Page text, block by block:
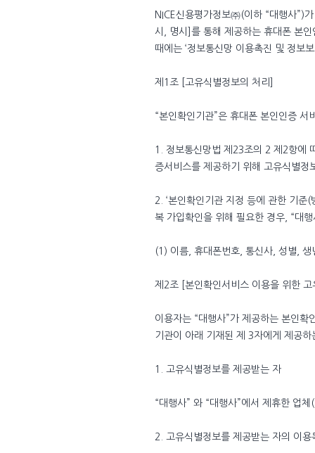
NICE신용평가정보㈜(이하 “대행사”)
시, 명시]를 통해 제공하는 휴대폰 본
때에는 ‘정보통신망 이용촉진 및 정보
제1조 [고유식별정보의 처리]
“본인확인기관”은 휴대폰 본인인증
1. 정보통신망법 제23조의 2 제2항에
증서비스를 제공하기 위해 고유식별정
2. ‘본인확인기관 지정 등에 관한 기준
복 가입확인을 위해 필요한 경우, “대
(1) 이름, 휴대폰번호, 통신사, 성별, 생
제2조 [본인확인서비스 이용을 위한
이용자는 “대행사”가 제공하는 본인
기관이 아래 기재된 제 3자에게 제공
1. 고유식별정보를 제공받는 자
“대행사” 와 “대행사”에서 제휴한 업
2. 고유식별정보를 제공받는 자의 이용